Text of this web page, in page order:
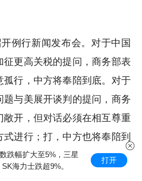
例行新闻发布会。对于中国
征更高关税的提问，商务部表
孤行，中方将奉陪到底。对于
题与美展开谈判的提问，商务
敞开，但对话必须在相互尊重
进行；打，中方也将奉陪到
诈不是同中方打交道的正确
跌幅扩大至5%，三星
海力士跌超9%。
打开